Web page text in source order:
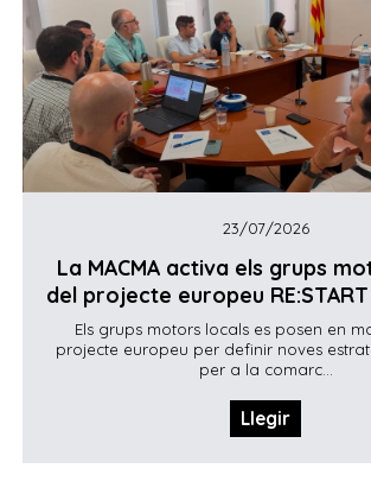
23/07/2026
La MACMA activa els grups
del projecte europeu
Els grups motors locals es posen en
projecte europeu per definir noves
per a la comarc...
Llegir